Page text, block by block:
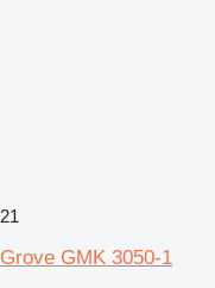
21
Grove GMK 3050-1